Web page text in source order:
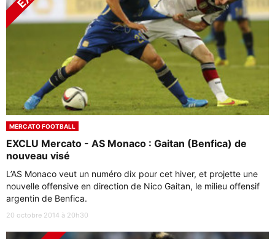
MERCATO FOOTBALL
EXCLU Mercato - AS Monaco : Gaitan (Benfica) de
nouveau visé
L’AS Monaco veut un numéro dix pour cet hiver, et projette une
nouvelle offensive en direction de Nico Gaitan, le milieu offensif
argentin de Benfica.
20 octobre 2014 à 20h30